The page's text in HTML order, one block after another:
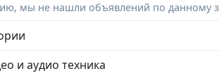
мы не нашли объявлений по данному
и аудио техника